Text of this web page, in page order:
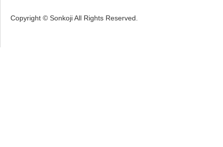
Copyright © Sonkoji All Rights Reserved.